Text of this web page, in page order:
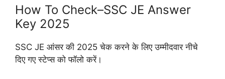
How To Check–SSC JE Answer
Key 2025
SSC JE आंसर की 2025 चेक करने के लिए उम्मीदवार नीचे
दिए गए स्टेप्स को फॉलो करें।